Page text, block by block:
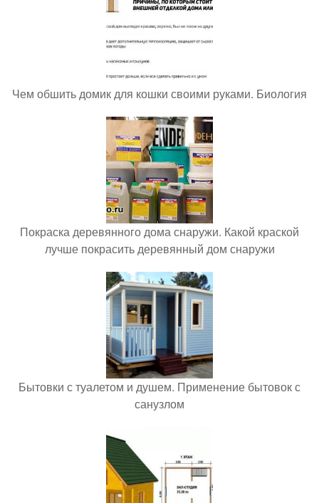
Чем обшить домик для кошки своими руками. Биология
Покраска деревянного дома снаружи. Какой краской
лучше покрасить деревянный дом снаружи
Бытовки с туалетом и душем. Применение бытовок с
санузлом